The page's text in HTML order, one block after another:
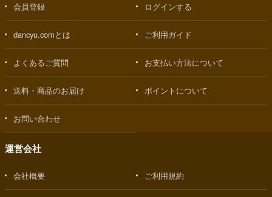
会員登録 ログインする
dancyu.comとは ご利用ガイド
よくあるご質問 お支払い方法について
送料・商品のお届け ポイントについて
お問い合わせ
運営会社
会社概要 ご利用規約